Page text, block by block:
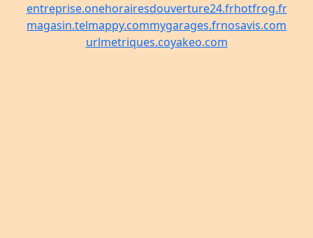
entreprise.onehorairesdouverture24.frhotfrog.fr
magasin.telmappy.commygarages.frnosavis.com
urlmetriques.coyakeo.com